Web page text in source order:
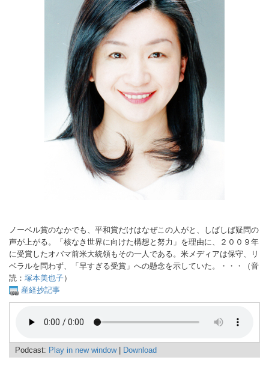
ノーベル賞のなかでも、平和賞だけはなぜこの人がと、しばしば疑問の
声が上がる。「核なき世界に向けた構想と努力」を理由に、２００９年
に受賞したオバマ前米大統領もその一人である。米メディアは保守、リ
ベラルを問わず、「早すぎる受賞」への懸念を示していた。・・・（音
読： 塚本美也子）
産経抄記事
Podcast: Play in new window| Download